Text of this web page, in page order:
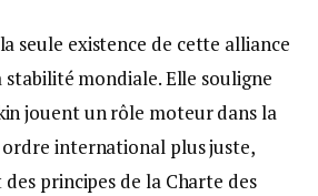
seule existence de cette alliance
stabilité mondiale. Elle souligne
jouent un rôle moteur dans la
international plus juste,
des principes de la Charte des